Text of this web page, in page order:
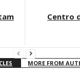
Centro
MORE FROM